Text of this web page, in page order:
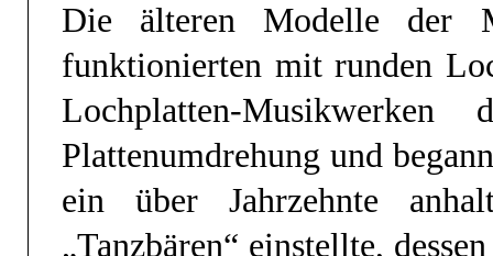
Die älteren Modelle der
funktionierten mit runden
Lochplatten-
Plattenumdrehung und
ein über Jahrzehnte
„Tanzbären“ einstellte,